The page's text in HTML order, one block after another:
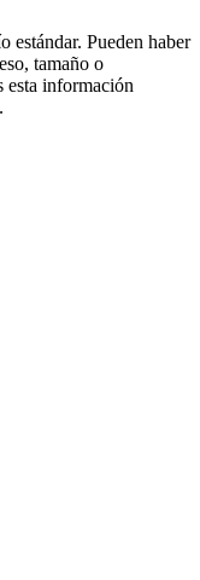
estándar. Pueden haber
tamaño o
esta información